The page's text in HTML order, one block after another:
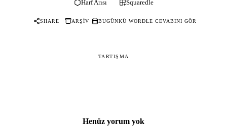
Harf Arısı Squaredle
SHARE · ARŞIV· BUGÜNKÜ WORDLE CEVABINI GÖR
TARTIŞMA
Henüz yorum yok